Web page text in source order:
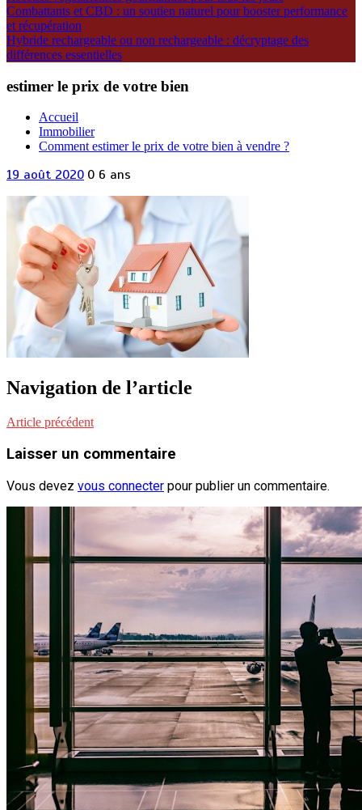
Combattants et CBD : un soutien naturel pour booster performance
et récupération
Hybride rechargeable ou non rechargeable : décryptage des
différences essentielles
estimer le prix de votre bien
Accueil
Immobilier
Comment estimer le prix de votre bien à vendre ?
19 août 2020 0 6 ans
Navigation de l’article
Article précédent
Laisser un commentaire
Vous devez vous connecter pour publier un commentaire.